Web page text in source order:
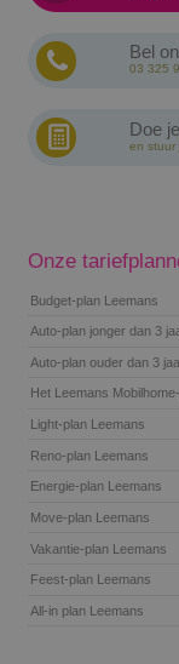
Bel
03 325
Doe
en stuur
Onze
Budget-plan Leemans
Auto-plan jonger dan 3
Auto-plan ouder dan 3
Het Leemans
Light-plan Leemans
Reno-plan Leemans
Energie-plan Leemans
Move-plan Leemans
Vakantie-plan Leemans
Feest-plan Leemans
All-in plan Leemans